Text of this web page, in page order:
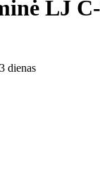
LJ
dienas